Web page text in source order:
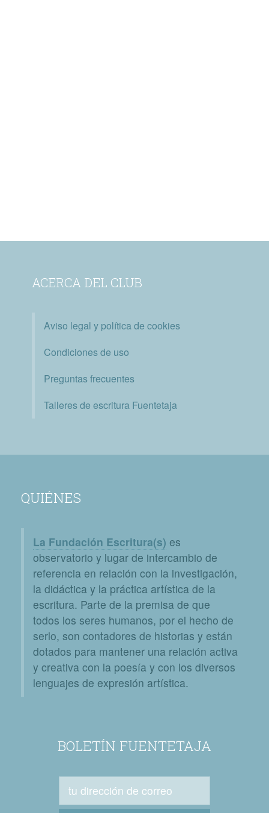
ACERCA DEL CLUB
Aviso legal y política de cookies
Condiciones de uso
Preguntas frecuentes
Talleres de escritura Fuentetaja
QUIÉNES
La Fundación Escritura(s) es
observatorio y lugar de intercambio de
referencia en relación con la investigación,
la didáctica y la práctica artística de la
escritura. Parte de la premisa de que
todos los seres humanos, por el hecho de
serlo, son contadores de historias y están
dotados para mantener una relación activa
y creativa con la poesía y con los diversos
lenguajes de expresión artística.
BOLETÍN FUENTETAJA